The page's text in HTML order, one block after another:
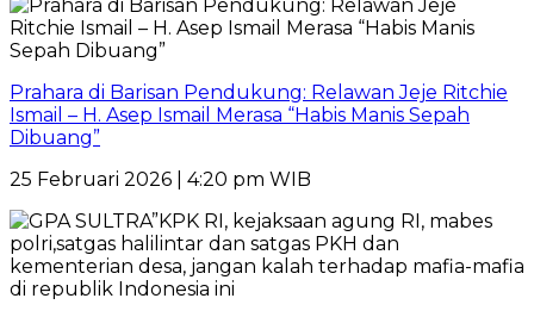
Prahara di Barisan Pendukung: Relawan Jeje Ritchie
Ismail – H. Asep Ismail Merasa “Habis Manis Sepah
Dibuang”
25 Februari 2026 | 4:20 pm WIB